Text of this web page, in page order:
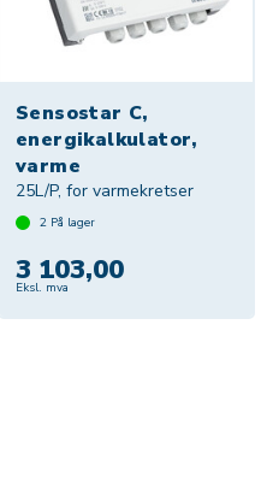
Sensostar C,
energikalkulator,
varme
25L/P, for varmekretser
2 På lager
3 103,00
Eksl. mva